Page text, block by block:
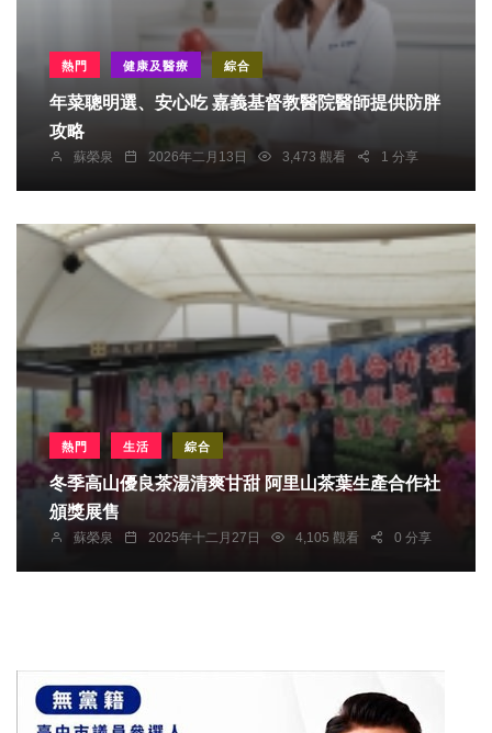
熱門 健康及醫療 綜合
年菜聰明選、安心吃 嘉義基督教醫院醫師提供防胖
攻略
蘇榮泉 2026年二月13日 3,473 觀看 1 分享
熱門 生活 綜合
冬季高山優良茶湯清爽甘甜 阿里山茶葉生產合作社
頒獎展售
蘇榮泉 2025年十二月27日 4,105 觀看 0 分享